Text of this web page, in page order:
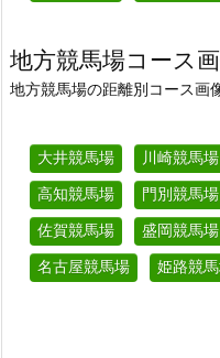
地方競馬場コース
地方競馬場の距離別コース画
大井競馬場 川崎競馬場
高知競馬場
門別競馬場
佐賀競馬場
盛岡競馬場
名古屋競馬場
姫路競